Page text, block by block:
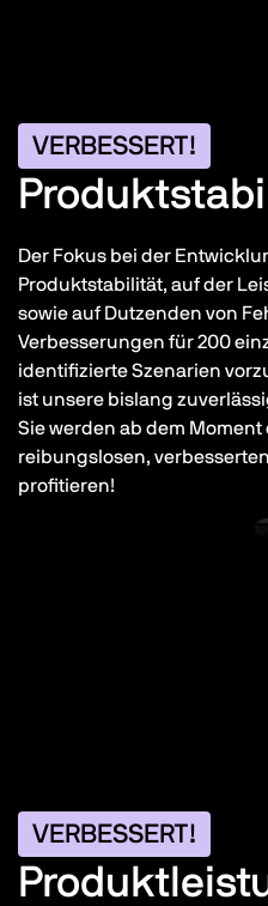
VERBESSERT!
Der Fokus bei der
Produktstabilität, auf der
sowie auf Dutzenden von
Verbesserungen für 200
identifizierte Szenarien
ist unsere bislang
Sie werden ab dem
reibungslosen,
profitieren!
VERBESSERT!